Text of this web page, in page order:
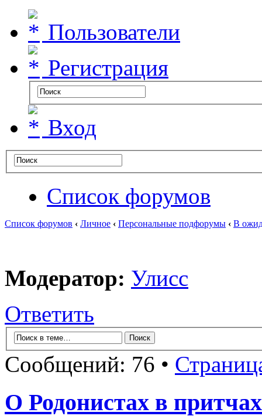
Пользователи
Регистрация
Вход
Список форумов
Список форумов ‹ Личное ‹ Персональные подфорумы ‹ В
Модератор: Улисс
Ответить
Сообщений: 76 •
О Родонистах в притчах